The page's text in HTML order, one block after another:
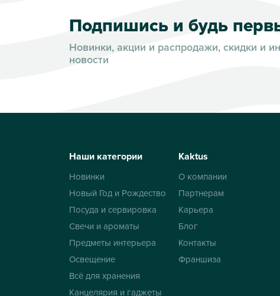
Подпишись и будь
Новинки, акции и распродажи, скидки и
новости
Наши категории
Новинки
Новый Год и Рождество
Посуда и сервировка
Свечи и ароматы
Предметы интерьера
Освещение
Всё для хранения
Канцелярия и гаджеты
Kaktus
О компании
Партнерам
Карьера
Блог
Контакты
Франшиза